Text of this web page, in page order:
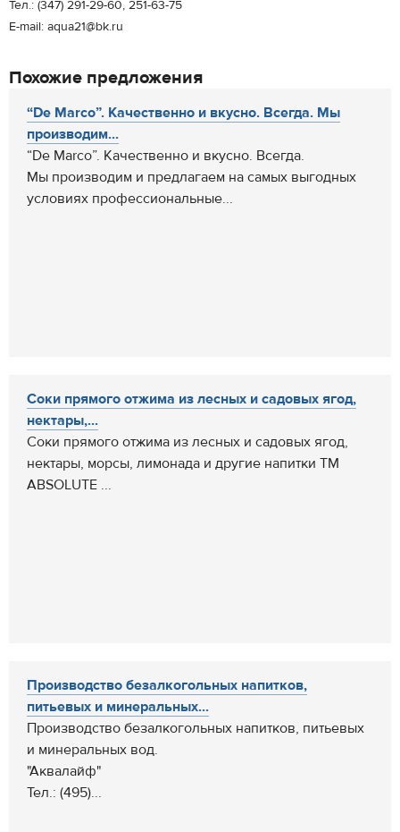
Тел.: (347) 291-29-60, 251-63-75
E-mail: aqua21@bk.ru
Похожие предложения
“De Marco”. Качественно и вкусно. Всегда. Мы
производим...
“De Marco”. Качественно и вкусно. Всегда.
Мы производим и предлагаем на самых выгодных
условиях профессиональные...
Соки прямого отжима из лесных и садовых ягод,
нектары,...
Соки прямого отжима из лесных и садовых ягод,
нектары, морсы, лимонада и другие напитки ТМ
ABSOLUTE ...
Производство безалкогольных напитков,
питьевых и минеральных...
Производство безалкогольных напитков, питьевых
и минеральных вод.
"Аквалайф"
Тел.: (495)...